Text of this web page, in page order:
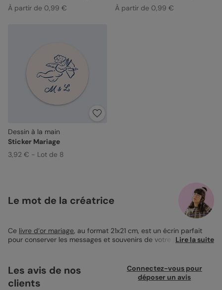
À partir de 0,99 €
À partir de 0,99 €
Dessin à la main
Sticker Mariage
3,92 € - Lot de 8
Le mot de la créatrice
Ce livre d’or mariage, au format 21x21 cm, est un écrin parfait
pour conserver les messages et souvenirs de votre journée
devient un support personnel où vos proches pourront
librement exprimer leurs vœux et anecdotes. Personnalisez
chaque page avec des mots doux, des photos et des souvenirs
Lire la suite
Les avis de nos
clients
Connectez-vous pour
déposer un avis